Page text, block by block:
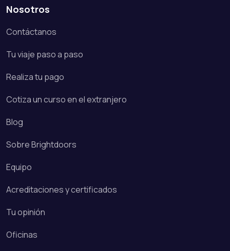
Nosotros
Contáctanos
Tu viaje paso a paso
Realiza tu pago
Cotiza un curso en el extranjero
Blog
Sobre Brightdoors
Equipo
Acreditaciones y certificados
Tu opinión
Oficinas